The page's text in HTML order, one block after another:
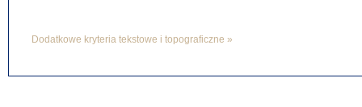
Dodatkowe kryteria tekstowe i topograficzne »